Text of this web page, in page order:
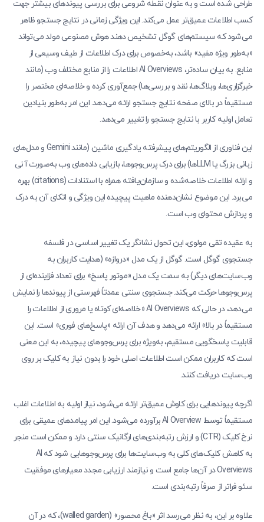
طراحی شده است و به عنوان نقطه‌ شروعی برای بررسی پیوندهای بیشتر جهت
کسب اطلاعات عمیق‌تر عمل می‌کند. این ویژگی زمانی در نتایج جستجو ظاهر
می‌شود که سیستم‌های گوگل تشخیص دهند هوش مصنوعی مولد می‌تواند
«به‌طور ویژه مفید» باشد، به‌خصوص برای درک اطلاعات از طیف وسیعی از
منابع. به بیان ساده‌تر، AI Overviews اطلاعات را از منابع مختلف وب (مانند
خبرگزاری‌ها، وبلاگ‌ها، نقد و بررسی‌ها) جمع‌آوری کرده و خلاصه‌ای مختصر را
مستقیماً در بالای صفحه نتایج جستجو ارائه می‌دهد. این امر به‌طور بنیادین
تعامل اولیه کاربر با نتایج جستجو را تغییر می‌دهد.
این فناوری از الگوریتم‌های پیشرفته یادگیری ماشین (مانند Gemini و مدل‌های
زبانی بزرگ یا LLMها) برای درک پرس‌وجوها، بازیابی داده‌های وب به‌صورت آنی
و ارائه اطلاعات خلاصه‌شده و سازمان‌یافته همراه با استنادات (citations) بهره
می‌برد. این موضوع نشان‌دهنده ماهیت پیچیده این ویژگی و اتکای آن به درک
و پردازش محتوای وب است.
به عقیده تقی مولوی، این تحول نشانگر یک تغییر اساسی در فلسفه
جستجوی گوگل است. گوگل از یک مدل «دروازه» (هدایت کاربران به
وب‌سایت‌های دیگر) به سمت یک مدل «موتور پاسخ» برای تعداد فزاینده‌ای از
پرس‌وجوها حرکت می‌کند. جستجوی سنتی عمدتاً فهرستی از پیوندها را نمایش
می‌دهد، در حالی که AI Overviews «خلاصه‌ای کوتاه یا مروری از اطلاعات را
مستقیماً در بالا» ارائه می‌دهد و هدف آن ارائه «پاسخ‌های فوری» است. این
قابلیت پاسخگویی مستقیم، به‌ویژه برای پرس‌وجوهای پیچیده، به این معنی
است که کاربران ممکن است اطلاعات اصلی خود را بدون نیاز به کلیک بر روی
وب‌سایت دریافت کنند.
اگرچه پیوندهایی برای کاوش عمیق‌تر ارائه می‌شود، نیاز اولیه به اطلاعات اغلب
مستقیماً توسط AI Overview برآورده می‌شود. این امر پیامدهای عمیقی برای
نرخ کلیک (CTR) و ارزش رتبه‌بندی‌های ارگانیک سنتی دارد و ممکن است منجر
به کاهش کلیک‌های کلی به وب‌سایت‌ها برای پرس‌وجوهایی شود که AI
Overviews در آن‌ها جامع است و نیازمند ارزیابی مجدد معیارهای موفقیت
سئو فراتر از صرفاً رتبه‌بندی است.
علاوه بر این، به نظر می‌رسد اثر «باغ محصور» (walled garden)، که در آن